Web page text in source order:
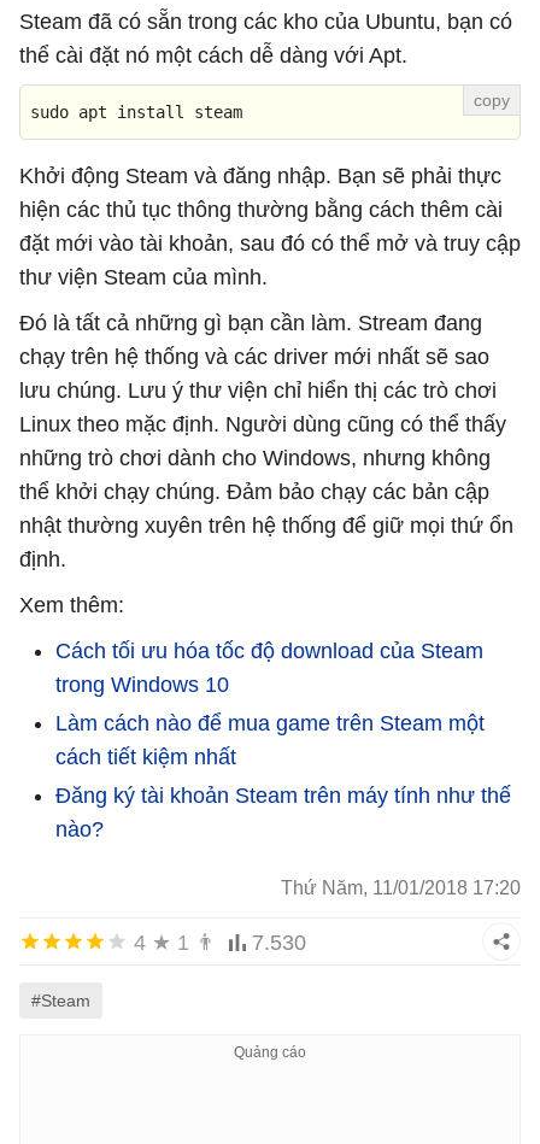
Steam đã có sẵn trong các kho của Ubuntu, bạn có
thể cài đặt nó một cách dễ dàng với Apt.
sudo apt install steam
Khởi động Steam và đăng nhập. Bạn sẽ phải thực
hiện các thủ tục thông thường bằng cách thêm cài
đặt mới vào tài khoản, sau đó có thể mở và truy cập
thư viện Steam của mình.
Đó là tất cả những gì bạn cần làm. Stream đang
chạy trên hệ thống và các driver mới nhất sẽ sao
lưu chúng. Lưu ý thư viện chỉ hiển thị các trò chơi
Linux theo mặc định. Người dùng cũng có thể thấy
những trò chơi dành cho Windows, nhưng không
thể khởi chạy chúng. Đảm bảo chạy các bản cập
nhật thường xuyên trên hệ thống để giữ mọi thứ ổn
định.
Xem thêm:
Cách tối ưu hóa tốc độ download của Steam
trong Windows 10
Làm cách nào để mua game trên Steam một
cách tiết kiệm nhất
Đăng ký tài khoản Steam trên máy tính như thế
nào?
Thứ Năm, 11/01/2018 17:20
4 ★ 1 👨 7.530
#Steam